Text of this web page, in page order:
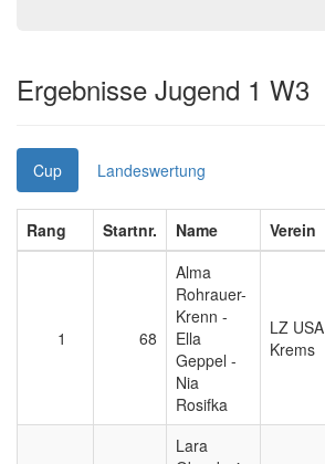
Ergebnisse Jugend 1 W3
Cup Landeswertung
Rang Startnr. Name Verein
1 68
Alma
Rohrauer-
Krenn -
Ella
Geppel -
Nia
Rosifka
LZ USA
Krems
Lara